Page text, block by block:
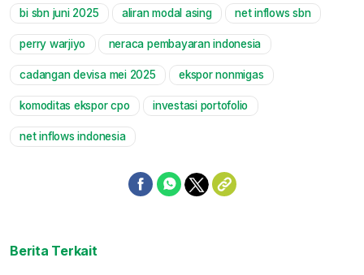
Mute
bi sbn juni 2025 aliran modal asing net inflows sbn
perry warjiyo neraca pembayaran indonesia
cadangan devisa mei 2025 ekspor nonmigas
komoditas ekspor cpo investasi portofolio
net inflows indonesia
Berita Terkait